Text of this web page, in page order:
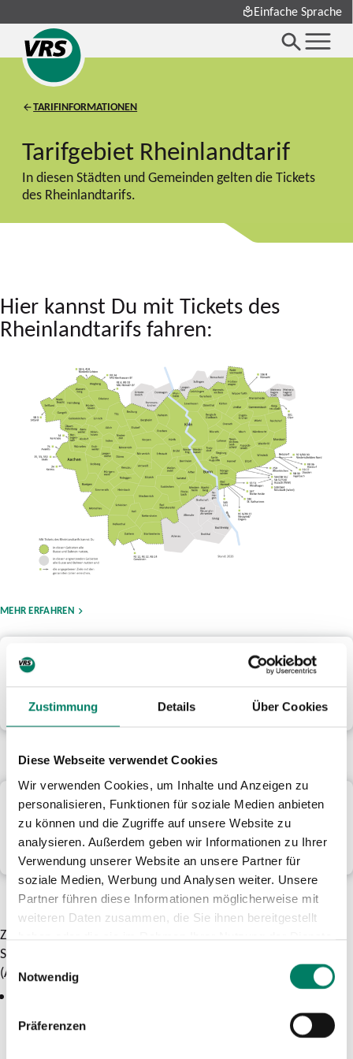
Zustimmung Details Über Cookies
Diese Webseite verwendet Cookies
Wir verwenden Cookies, um Inhalte und Anzeigen zu
personalisieren, Funktionen für soziale Medien anbieten
zu können und die Zugriffe auf unsere Website zu
analysieren. Außerdem geben wir Informationen zu Ihrer
Verwendung unserer Website an unsere Partner für
soziale Medien, Werbung und Analysen weiter. Unsere
Partner führen diese Informationen möglicherweise mit
weiteren Daten zusammen, die Sie ihnen bereitgestellt
Einwilligungsauswahl
Notwendig
Präferenzen
Einfache Sprache
TARIFINFORMATIONEN
Tarifgebiet Rheinlandtarif
In diesen Städten und Gemeinden gelten die Tickets
des Rheinlandtarifs.
Hier kannst Du mit Tickets des
Rheinlandtarifs fahren:
MEHR ERFAHREN
Ticketwissen
Hundemitnahme, Mobilitätsgarantie und vieles mehr: Hier
findest Du Antworten auf all Deine Fragen.
Tarifbestimmungen Rheinlandtarif
Das Regelwerk des neuen Rheinlandtarifs, dem
Gemeinschaftstarif von AVV und VRS.
Zum
Städte und Gemeinden des Aachener Verkehrsverbundes
(AVV) und des Verkehrsverbundes Rhein-Sieg (VRS).
Gemeinden der StädteRegion Aachen, des Kreises Düren
und des Kreises Heinsberg.